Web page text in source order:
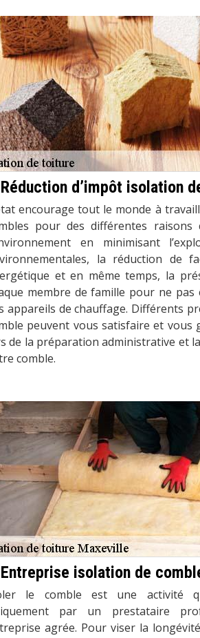
Réduction d’impôt isolation
encourage tout le monde à
pour des différentes raisons
en minimisant
la réduction de
et en même temps, la
membre de famille pour ne pas
appareils de chauffage. Différents
peuvent vous satisfaire et vous
de la préparation administrative et
comble.
Entreprise isolation de
le comble est une activité
par un prestataire
agrée. Pour viser la